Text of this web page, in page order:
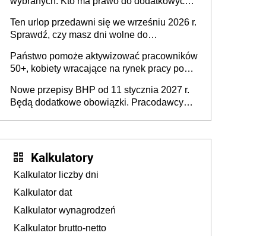
stronie systemu i świadomości
pracodawców [WYWIAD]
Ten urlop przedawni się we wrześniu 2026 r.
Sprawdź, czy masz dni wolne do
Państwo pomoże aktywizować pracowników
50+, kobiety wracające na rynek pracy po
osoby neuroatypowe. Powstanie Fundusz
na rzecz Inkluzywności w Zatrudnianiu?
Nowe przepisy BHP od 11 stycznia 2027 r.
Będą dodatkowe obowiązki. Pracodawcy
Kalkulatory
Kalkulator liczby dni
Kalkulator dat
Kalkulator wynagrodzeń
Kalkulator brutto-netto